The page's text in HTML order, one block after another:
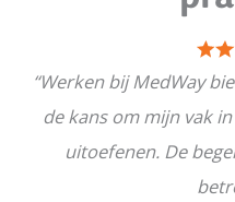
“Werken bij MedWay
de kans om mijn vak
uitoefenen. De